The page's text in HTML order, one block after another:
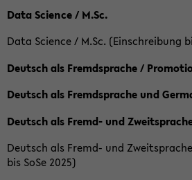
Data Science / M.Sc.
Data Science / M.Sc. (Einschreibung
Deutsch als Fremdsprache /
Deutsch als Fremdsprache und
Deutsch als Fremd- und
Deutsch als Fremd- und
bis SoSe 2025)